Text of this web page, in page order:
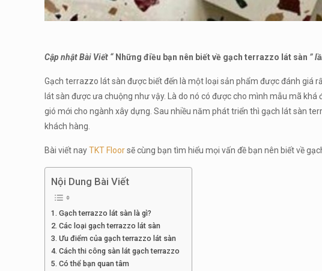
Cập nhật Bài Viết “ Những điều bạn nên biết về gạch terrazzo lát sàn ”
Gạch terrazzo lát sàn được biết đến là một loại sản phẩm được đánh giá
lát sàn được ưa chuộng như vậy. Là do nó có được cho mình mẫu mã
gió mới cho ngành xây dựng. Sau nhiều năm phát triển thì gạch lát sàn
khách hàng.
Bài viết nayTKT Floorsẽ cùng bạn tìm hiểu mọi vấn đề bạn nên biết về
Nội Dung Bài Viết
1. Gạch terrazzo lát sàn là gì?
2. Các loại gạch terrazzo lát sàn
3. Ưu điểm của gạch terrazzo lát sàn
4. Cách thi công sàn lát gạch terrazzo
5. Có thể bạn quan tâm